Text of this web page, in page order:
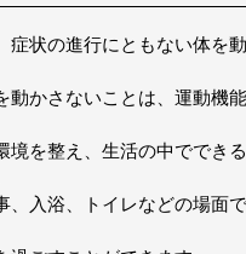
症状の進行にともない体を
動かさないことは、運動機
境を整え、生活の中ででき
、入浴、トイレなどの場面